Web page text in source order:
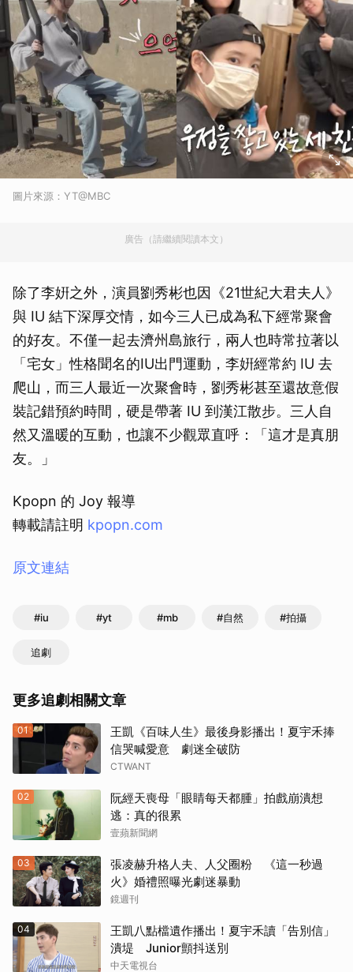
圖片來源：YT@MBC
廣告（請繼續閱讀本文）
除了李姸之外，演員劉秀彬也因《21世紀大君夫人》
與 IU 結下深厚交情，如今三人已成為私下經常聚會
的好友。不僅一起去濟州島旅行，兩人也時常拉著以
「宅女」性格聞名的IU出門運動，李姸經常約 IU 去
爬山，而三人最近一次聚會時，劉秀彬甚至還故意假
裝記錯預約時間，硬是帶著 IU 到漢江散步。三人自
然又溫暖的互動，也讓不少觀眾直呼：「這才是真朋
友。」
Kpopn 的 Joy 報導
轉載請註明 kpopn.com
原文連結
#iu #yt #mb #自然 #拍攝
追劇
更多追劇相關文章
01
王凱《百味人生》最後身影播出！夏宇禾捧
信哭喊愛意 劇迷全破防
CTWANT
02
阮經天喪母「眼睛每天都腫」拍戲崩潰想
逃：真的很累
壹蘋新聞網
03
張凌赫升格人夫、人父圈粉 《這一秒過
火》婚禮照曝光劇迷暴動
鏡週刊
04
王凱八點檔遺作播出！夏宇禾讀「告別信」
潰堤 Junior顫抖送別
中天電視台